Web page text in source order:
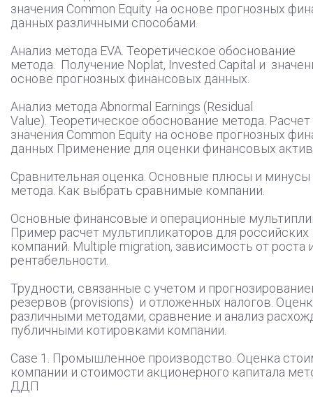
значения Common Equity на основе прогнозных
данных различными способами.
Анализ метода EVA. Теоретическое обоснование
метода. Получение Noplat, Invested Capital и
основе прогнозных финансовых данных.
Анализ метода Abnormal Earnings (Residual
Value). Теоретическое обоснование метода. Расчет
значения Common Equity на основе прогнозных
данных Применение для оценки финансовых
Сравнительная оценка. Основные плюсы и минусы
метода. Как выбрать сравнимые компании.
Основные финансовые и операционные
Пример расчет мультипликаторов для российских
компаний. Multiple migration, зависимость от роста
рентабельности.
Трудности, связанные с учетом и
резервов (provisions) и отложенных налогов.
различными методами, сравнение и анализ
публичными котировками компании.
Сase 1. Промышленное производство. Оценка
компании и стоимости акционерного капитала
ДДП